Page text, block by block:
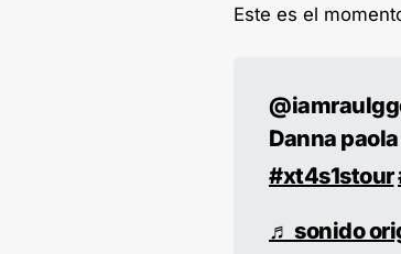
Este es el
Danna
#xt4s1stour
♬ sonido